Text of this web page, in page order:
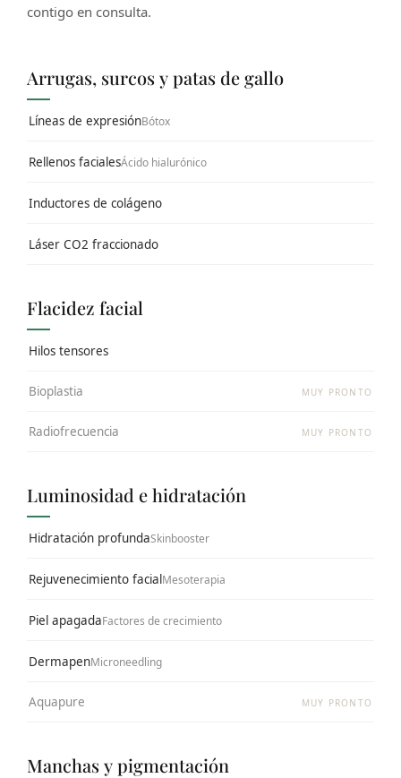
contigo en consulta.
Arrugas, surcos y patas de gallo
Líneas de expresiónBótox
Rellenos facialesÁcido hialurónico
Inductores de colágeno
Láser CO2 fraccionado
Flacidez facial
Hilos tensores
Bioplastia MUY PRONTO
Radiofrecuencia MUY PRONTO
Luminosidad e hidratación
Hidratación profundaSkinbooster
Rejuvenecimiento facialMesoterapia
Piel apagadaFactores de crecimiento
DermapenMicroneedling
Aquapure MUY PRONTO
Manchas y pigmentación